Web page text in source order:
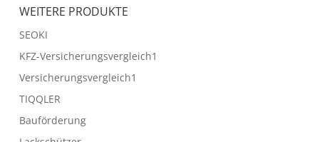
WEITERE PRODUKTE
SEOKI
KFZ-Versicherungsvergleich1
Versicherungsvergleich1
TIQQLER
Bauförderung